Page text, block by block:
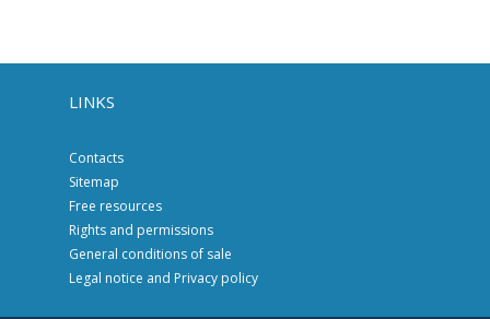
LINKS
Contacts
Sitemap
Free resources
Rights and permissions
General conditions of sale
Legal notice and Privacy policy